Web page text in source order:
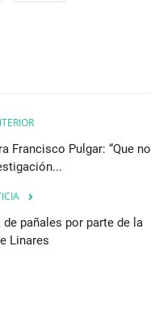
Francisco Pulgar: “Que no
de pañales por parte de la
Linares